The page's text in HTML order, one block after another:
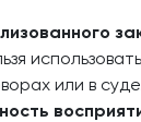
или в